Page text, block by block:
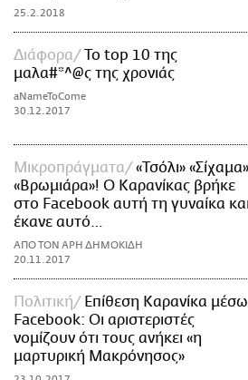
25.2.2018
Διάφορα
Το top 10 της
μαλα#*^@ς της χρονιάς
aNameToCome
30.12.2017
Mικροπράγματα
«Τσόλι» «Σίχαμα»
«Βρωμιάρα»! Ο Καρανίκας βρήκε
στο Facebook αυτή τη γυναίκα και
έκανε αυτό…
ΑΠΟ ΤΟΝ ΑΡΗ ΔΗΜΟΚΙΔΗ
20.11.2017
Πολιτική
Επίθεση Καρανίκα μέσω
Facebook: Οι αριστεριστές
νομίζουν ότι τους ανήκει «η
μαρτυρική Μακρόνησος»